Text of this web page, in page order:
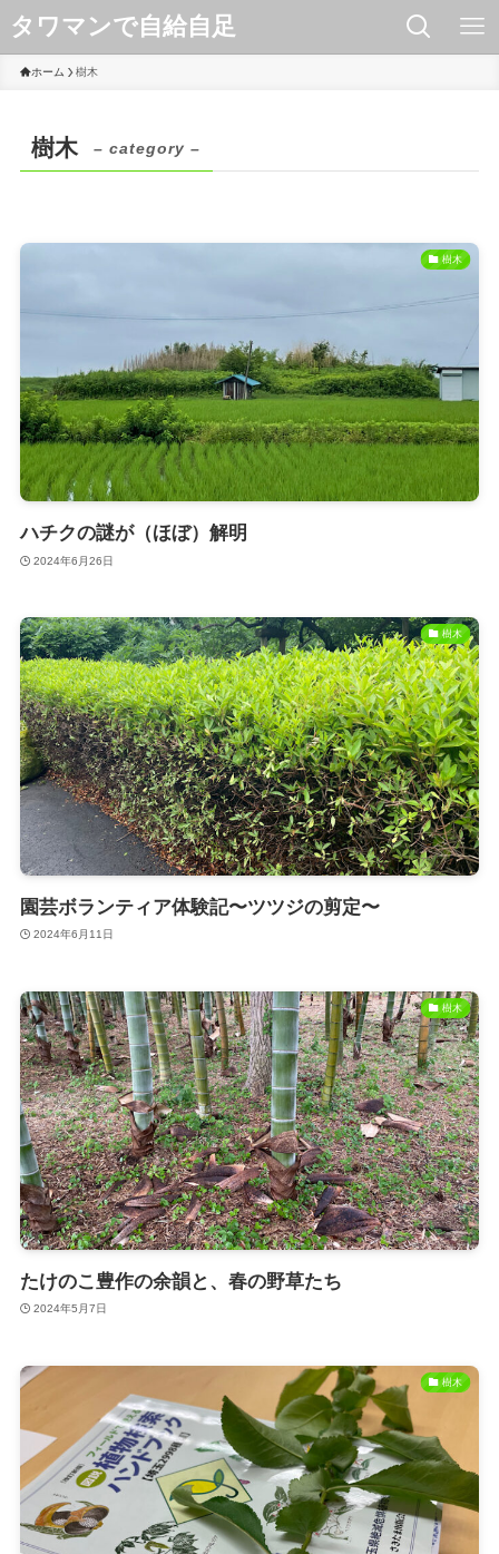
タワマンで自給自足
ホーム 樹木
樹木 – category –
樹木
ハチクの謎が（ほぼ）解明
2024年6月26日
樹木
園芸ボランティア体験記〜ツツジの剪定〜
2024年6月11日
樹木
たけのこ豊作の余韻と、春の野草たち
2024年5月7日
樹木